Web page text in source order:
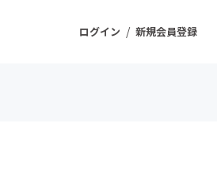
ログイン / 新規会員登録